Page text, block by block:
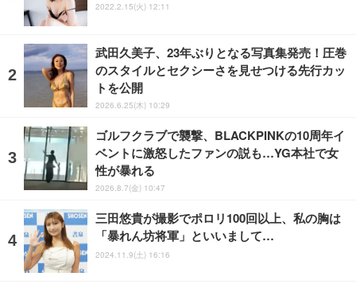
2022.2.15(火) 12:11
武田久美子、23年ぶりとなる写真集発売！圧巻
のスタイルとセクシーさを見せつける先行カッ
トを公開
2026.6.25(木) 10:29
ゴルフクラブで襲撃、BLACKPINKの10周年イ
ベントに激怒したファンの説も…YG本社で女
性が暴れる
2026.8.7(金) 10:47
三田悠貴が撮影でポロリ100回以上、私の胸は
「暴れん坊将軍」といいまして…
2024.11.9(土) 16:16